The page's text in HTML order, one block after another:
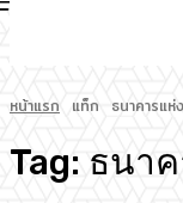
หน้าแรก แท็ก ธนาคารแห่
Tag: ธนา